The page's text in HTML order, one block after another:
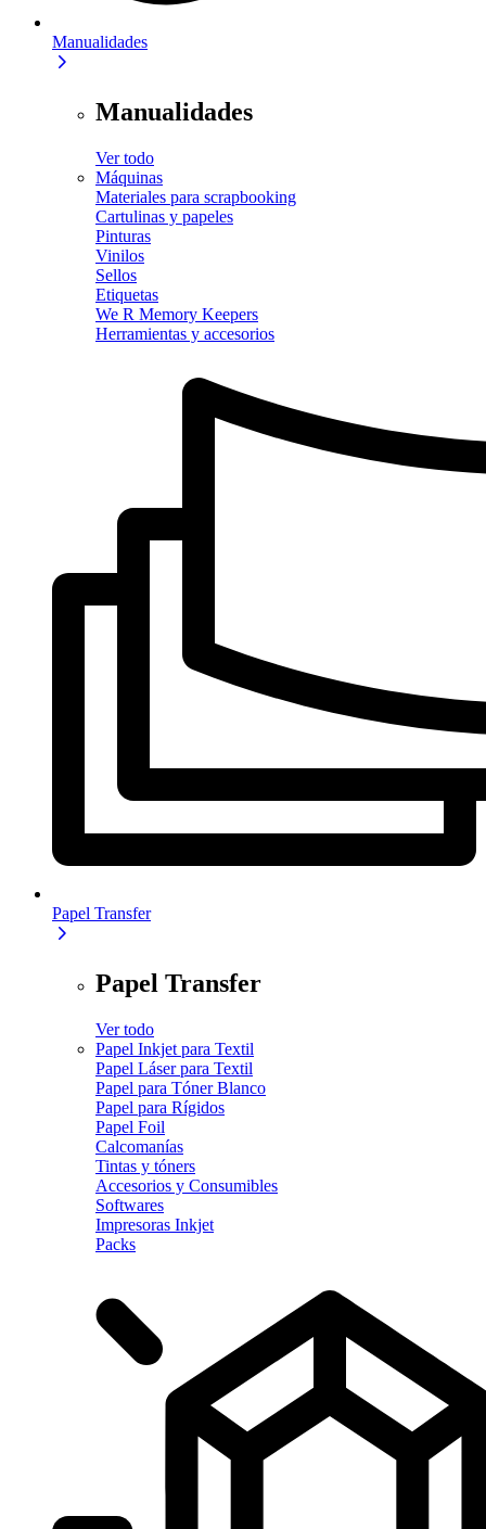
Manualidades
Manualidades
Ver todo
Máquinas
Materiales para scrapbooking
Cartulinas y papeles
Pinturas
Vinilos
Sellos
Etiquetas
We R Memory Keepers
Herramientas y accesorios
Papel Transfer
Papel Transfer
Ver todo
Papel Inkjet para Textil
Papel Láser para Textil
Papel para Tóner Blanco
Papel para Rígidos
Papel Foil
Calcomanías
Tintas y tóners
Accesorios y Consumibles
Softwares
Impresoras Inkjet
Packs